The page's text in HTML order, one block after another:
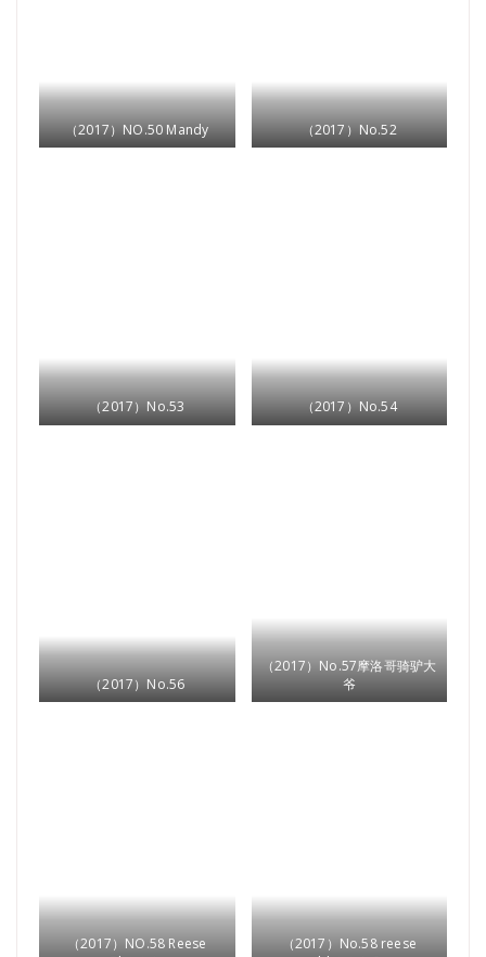
（2017）NO.50 Mandy （2017）No.52
（2017）No.53 （2017）No.54
（2017）No.56
（2017）No.57摩洛哥骑驴大
爷
（2017）NO.58 Reese
（2017）No.58 reese